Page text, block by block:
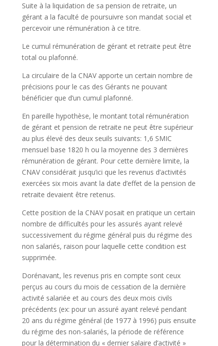
Suite à la liquidation de sa pension de retraite, un
gérant a la faculté de poursuivre son mandat social et
percevoir une rémunération à ce titre.
Le cumul rémunération de gérant et retraite peut être
total ou plafonné.
La circulaire de la CNAV apporte un certain nombre de
précisions pour le cas des Gérants ne pouvant
bénéficier que d’un cumul plafonné.
En pareille hypothèse, le montant total rémunération
de gérant et pension de retraite ne peut être supérieur
au plus élevé des deux seuils suivants: 1,6 SMIC
mensuel base 1820 h ou la moyenne des 3 dernières
rémunération de gérant. Pour cette dernière limite, la
CNAV considérait jusqu’ici que les revenus d’activités
exercées six mois avant la date d’effet de la pension de
retraite devaient être retenus.
Cette position de la CNAV posait en pratique un certain
nombre de difficultés pour les assurés ayant relevé
successivement du régime général puis du régime des
non salariés, raison pour laquelle cette condition est
supprimée.
Dorénavant, les revenus pris en compte sont ceux
perçus au cours du mois de cessation de la dernière
activité salariée et au cours des deux mois civils
précédents (ex: pour un assuré ayant relevé pendant
20 ans du régime général (de 1977 à 1996) puis ensuite
du régime des non-salariés, la période de référence
pour la détermination du « dernier salaire d’activité »